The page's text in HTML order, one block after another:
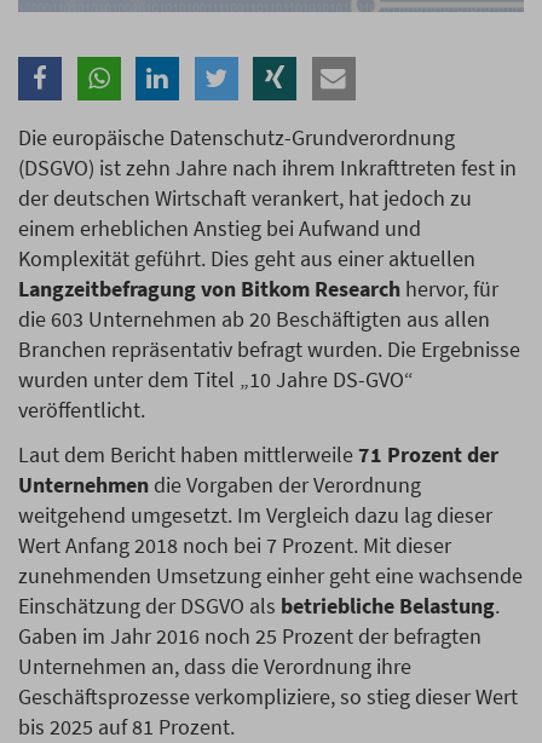
Die europäische Datenschutz-Grundverordnung
(DSGVO) ist zehn Jahre nach ihrem Inkrafttreten fest in
der deutschen Wirtschaft verankert, hat jedoch zu
einem erheblichen Anstieg bei Aufwand und
Komplexität geführt. Dies geht aus einer aktuellen
Langzeitbefragung von Bitkom Research hervor, für
die 603 Unternehmen ab 20 Beschäftigten aus allen
Branchen repräsentativ befragt wurden. Die Ergebnisse
wurden unter dem Titel „10 Jahre DS-GVO“
veröffentlicht.
Laut dem Bericht haben mittlerweile71 Prozent der
Unternehmen die Vorgaben der Verordnung
weitgehend umgesetzt. Im Vergleich dazu lag dieser
Wert Anfang 2018 noch bei 7 Prozent. Mit dieser
zunehmenden Umsetzung einher geht eine wachsende
Einschätzung der DSGVO als betriebliche Belastung.
Gaben im Jahr 2016 noch 25 Prozent der befragten
Unternehmen an, dass die Verordnung ihre
Geschäftsprozesse verkompliziere, so stieg dieser Wert
bis 2025 auf 81 Prozent.